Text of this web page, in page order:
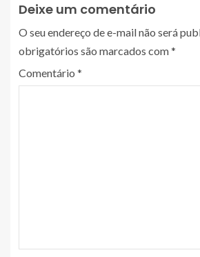
Deixe um comentário
O seu endereço de e-mail não será
obrigatórios são marcados com*
Comentário *